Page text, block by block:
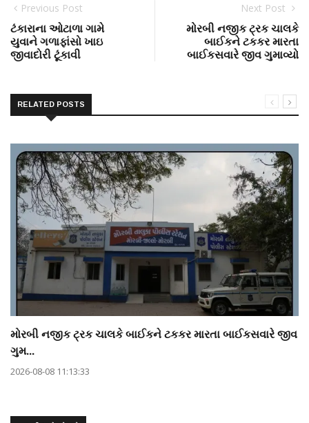
Previous Post
ટંકારાના ઓટાળા ગામે
યુવાને ગળાફાંસો ખાઇ
જીવાદોરી ટૂંકાવી
Next Post
મોરબી નજીક ટ્રક ચાલકે
બાઈકને ટકકર મારતા
બાઈકસવારે જીવ ગુમાવ્યો
RELATED POSTS
મોરબી નજીક ટ્રક ચાલકે બાઈકને ટકકર મારતા બાઈકસવારે જીવ
ગુમ...
2026-08-08 11:13:33